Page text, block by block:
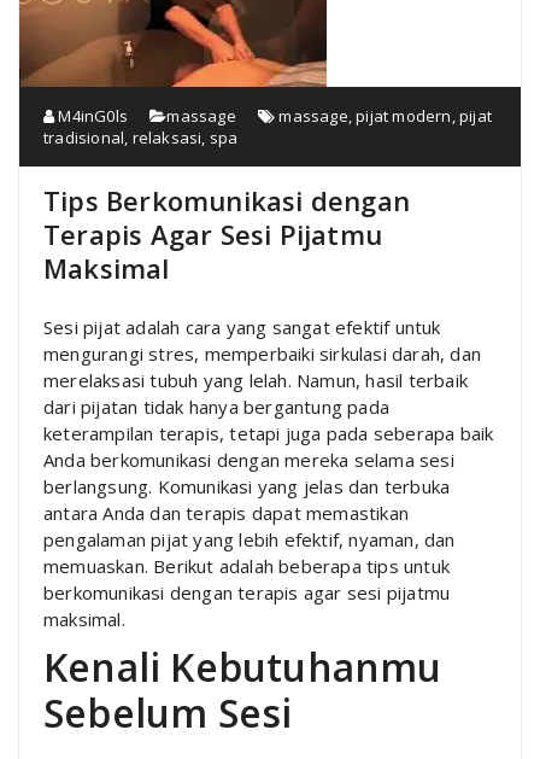
M4inG0ls massage massage ,pijat modern ,pijat
tradisional relaksasi spa
Tips Berkomunikasi dengan
Terapis Agar Sesi Pijatmu
Maksimal
Sesi pijat adalah cara yang sangat efektif untuk
mengurangi stres, memperbaiki sirkulasi darah, dan
merelaksasi tubuh yang lelah. Namun, hasil terbaik
dari pijatan tidak hanya bergantung pada
keterampilan terapis, tetapi juga pada seberapa baik
Anda berkomunikasi dengan mereka selama sesi
berlangsung. Komunikasi yang jelas dan terbuka
antara Anda dan terapis dapat memastikan
pengalaman pijat yang lebih efektif, nyaman, dan
memuaskan. Berikut adalah beberapa tips untuk
berkomunikasi dengan terapis agar sesi pijatmu
maksimal.
Kenali Kebutuhanmu
Sebelum Sesi